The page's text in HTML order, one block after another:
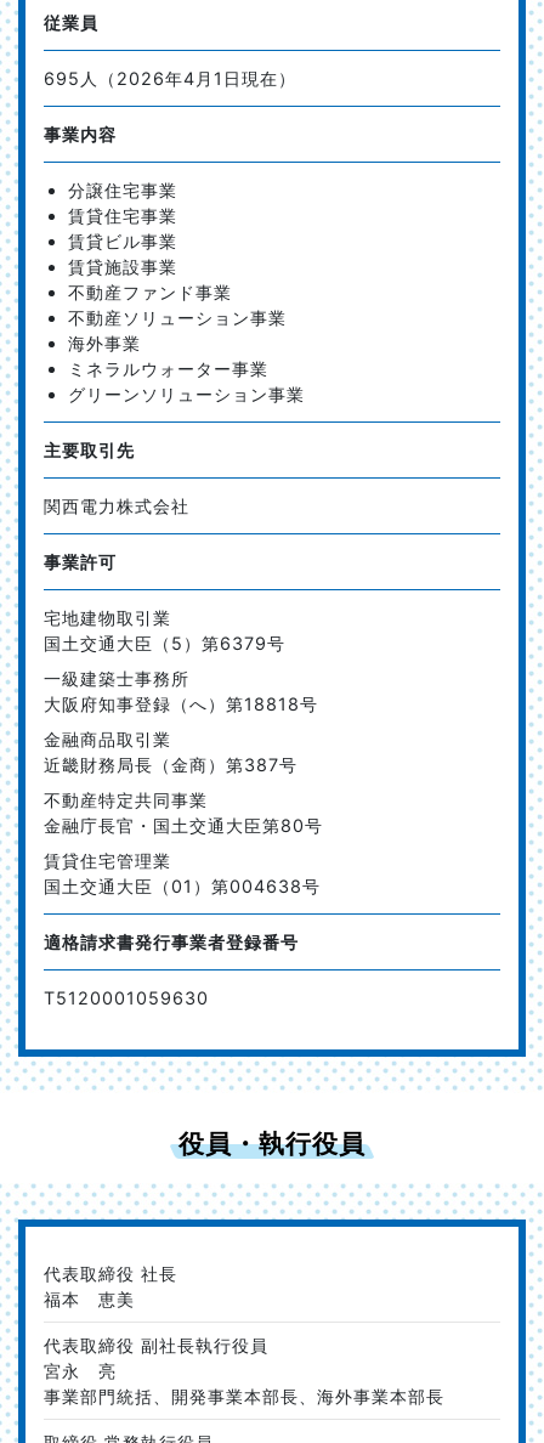
従業員
695人（2026年4月1日現在）
事業内容
分譲住宅事業
賃貸住宅事業
賃貸ビル事業
賃貸施設事業
不動産ファンド事業
不動産ソリューション事業
海外事業
ミネラルウォーター事業
グリーンソリューション事業
主要取引先
関西電力株式会社
事業許可
宅地建物取引業
国土交通大臣（5）第6379号
一級建築士事務所
大阪府知事登録（へ）第18818号
金融商品取引業
近畿財務局長（金商）第387号
不動産特定共同事業
金融庁長官・国土交通大臣第80号
賃貸住宅管理業
国土交通大臣（01）第004638号
適格請求書発行事業者登録番号
T5120001059630
役員・執行役員
代表取締役 社長
福本 恵美
代表取締役 副社長執行役員
宮永 亮
事業部門統括、開発事業本部長、海外事業本部長